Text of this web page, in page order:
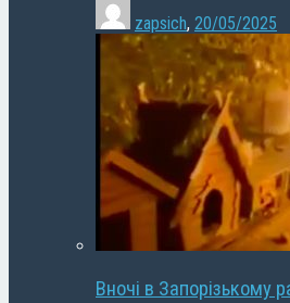
zapsich, 20/05/2025
Вночі в Запорізькому